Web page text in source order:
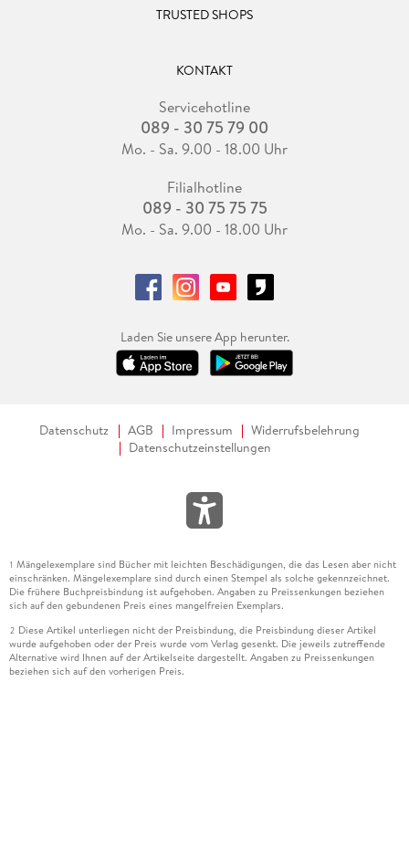
TRUSTED SHOPS
KONTAKT
Servicehotline
089 - 30 75 79 00
Mo. - Sa. 9.00 - 18.00 Uhr
Filialhotline
089 - 30 75 75 75
Mo. - Sa. 9.00 - 18.00 Uhr
Laden Sie unsere App herunter.
Datenschutz AGB Impressum
Widerrufsbelehrung
Datenschutzeinstellungen
1 Mängelexemplare sind Bücher mit leichten Beschädigungen, die das Lesen aber nicht
einschränken. Mängelexemplare sind durch einen Stempel als solche gekennzeichnet.
Die frühere Buchpreisbindung ist aufgehoben. Angaben zu Preissenkungen beziehen
sich auf den gebundenen Preis eines mangelfreien Exemplars.
2 Diese Artikel unterliegen nicht der Preisbindung, die Preisbindung dieser Artikel
wurde aufgehoben oder der Preis wurde vom Verlag gesenkt. Die jeweils zutreffende
Alternative wird Ihnen auf der Artikelseite dargestellt. Angaben zu Preissenkungen
beziehen sich auf den vorherigen Preis.